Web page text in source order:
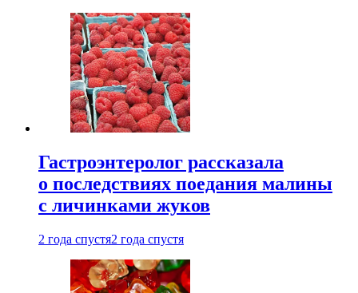
Гастроэнтеролог рассказала
о последствиях поедания малины
с личинками жуков
2 года спустя2 года спустя